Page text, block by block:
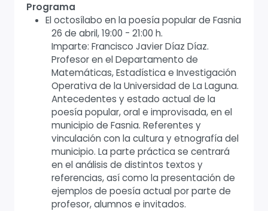
Programa
El octosílabo en la poesía popular de Fasnia
26 de abril, 19:00 - 21:00 h.
Imparte: Francisco Javier Díaz Díaz.
Profesor en el Departamento de
Matemáticas, Estadística e Investigación
Operativa de la Universidad de La Laguna.
Antecedentes y estado actual de la
poesía popular, oral e improvisada, en el
municipio de Fasnia. Referentes y
vinculación con la cultura y etnografía del
municipio. La parte práctica se centrará
en el análisis de distintos textos y
referencias, así como la presentación de
ejemplos de poesía actual por parte de
profesor, alumnos e invitados.